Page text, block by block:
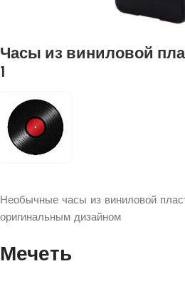
Часы из виниловой
1
Необычные часы из виниловой
оригинальным дизайном
Мечеть